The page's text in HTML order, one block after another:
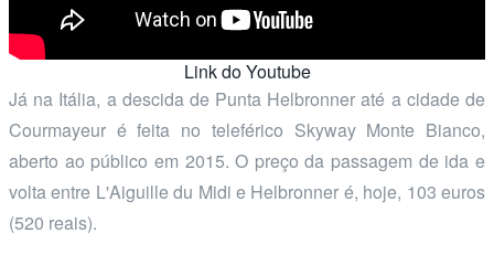
Link do Youtube
Já na Itália, a descida de Punta Helbronner até a cidade de
Courmayeur é feita no teleférico Skyway Monte Bianco,
aberto ao público em 2015. O preço da passagem de ida e
volta entre L'Aiguille du Midi e Helbronner é, hoje, 103 euros
(520 reais).